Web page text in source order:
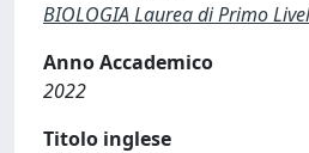
BIOLOGIA Laurea di Primo
Anno Accademico
2022
Titolo inglese